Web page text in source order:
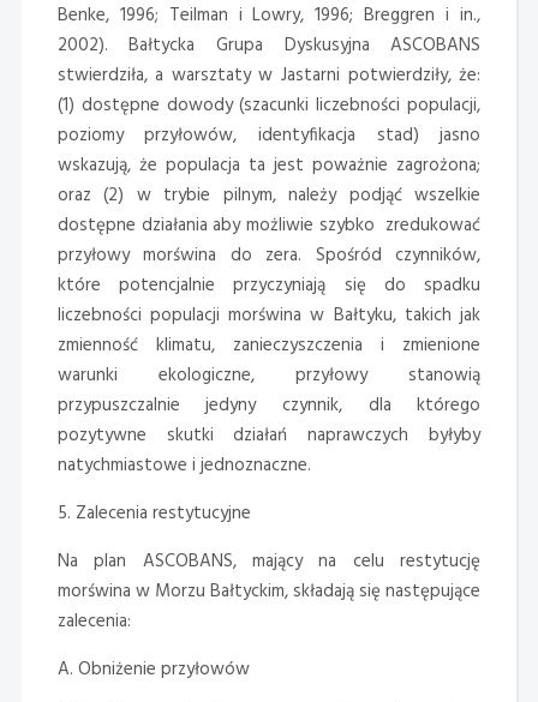
Benke, 1996; Teilman i Lowry, 1996; Breggren i in.,
2002). Bałtycka Grupa Dyskusyjna ASCOBANS
stwierdziła, a warsztaty w Jastarni potwierdziły, że:
(1) dostępne dowody (szacunki liczebności populacji,
poziomy przyłowów, identyfikacja stad) jasno
wskazują, że populacja ta jest poważnie zagrożona;
oraz (2) w trybie pilnym, należy podjąć wszelkie
dostępne działania aby możliwie szybko zredukować
przyłowy morświna do zera. Spośród czynników,
które potencjalnie przyczyniają się do spadku
liczebności populacji morświna w Bałtyku, takich jak
zmienność klimatu, zanieczyszczenia i zmienione
warunki ekologiczne, przyłowy stanowią
przypuszczalnie jedyny czynnik, dla którego
pozytywne skutki działań naprawczych byłyby
natychmiastowe i jednoznaczne.
5. Zalecenia restytucyjne
Na plan ASCOBANS, mający na celu restytucję
morświna w Morzu Bałtyckim, składają się następujące
zalecenia:
A. Obniżenie przyłowów